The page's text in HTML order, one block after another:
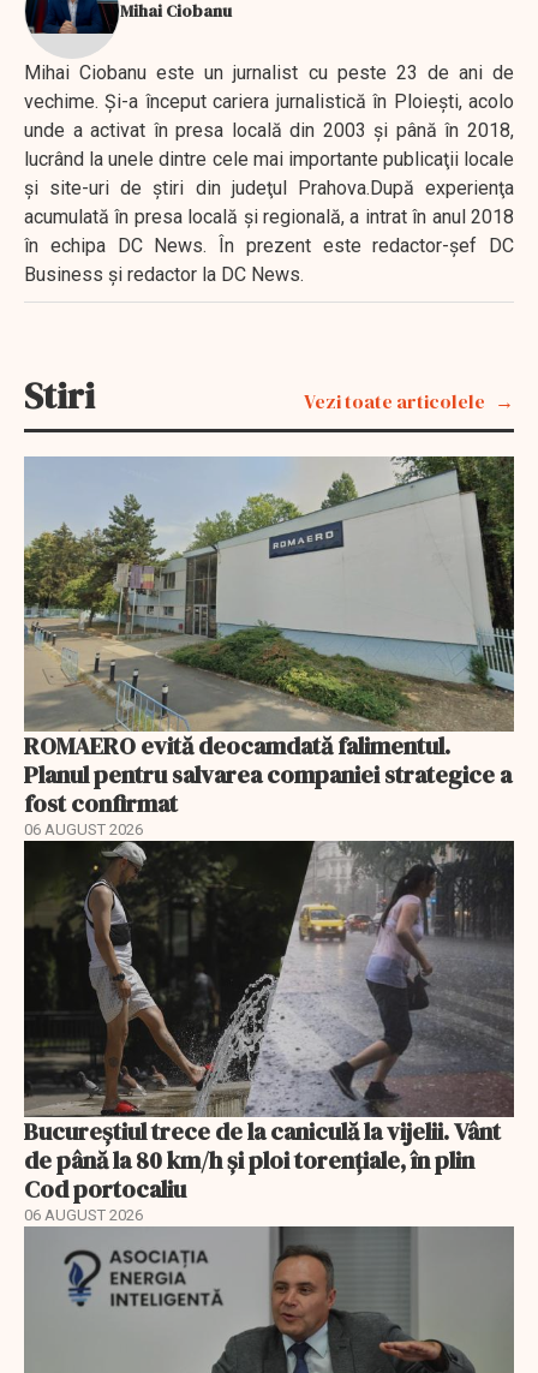
Mihai Ciobanu
Mihai Ciobanu este un jurnalist cu peste 23 de ani de
vechime. Şi-a început cariera jurnalistică în Ploieşti, acolo
unde a activat în presa locală din 2003 şi până în 2018,
lucrând la unele dintre cele mai importante publicaţii locale
şi site-uri de ştiri din judeţul Prahova.După experienţa
acumulată în presa locală şi regională, a intrat în anul 2018
în echipa DC News. În prezent este redactor-şef DC
Business şi redactor la DC News.
Stiri Vezi toate articolele
ROMAERO evită deocamdată falimentul.
Planul pentru salvarea companiei strategice a
fost confirmat
06 AUGUST 2026
Bucureștiul trece de la caniculă la vijelii. Vânt
de până la 80 km/h și ploi torențiale, în plin
Cod portocaliu
06 AUGUST 2026